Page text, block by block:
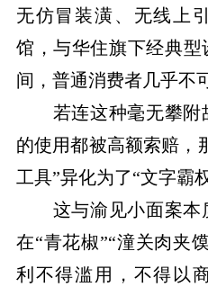
无仿冒装潢、无线上
馆，与华住旗下经典
间，普通消费者几乎不
若连这种毫无攀
的使用都被高额索赔，
工具”异化为了“文字霸权
这与渝见小面案本
在“青花椒”“潼关肉夹
利不得滥用，不得以